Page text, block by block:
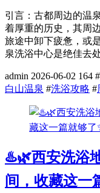
引言：古都周边的温
着厚重的历史，其周
旅途中卸下疲惫，或
泉洗浴中心是绝佳去
admin 2026-06-02 164 #
白山温泉 #洗浴攻略 #
♨️🌿西安洗浴
间，收藏这一